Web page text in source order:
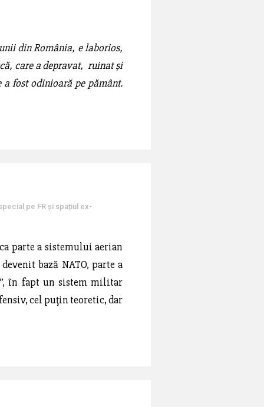
din România, e laborios,
care a depravat, ruinat și
fost odinioară pe pământ.
pe FR și spațiul ex-
parte a sistemului aerian
bază NATO, parte a
în fapt un sistem militar
cel puţin teoretic, dar